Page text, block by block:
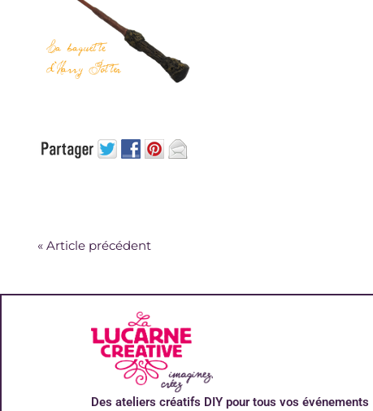
« Article précédent
Des ateliers créatifs DIY pour tous vos événements